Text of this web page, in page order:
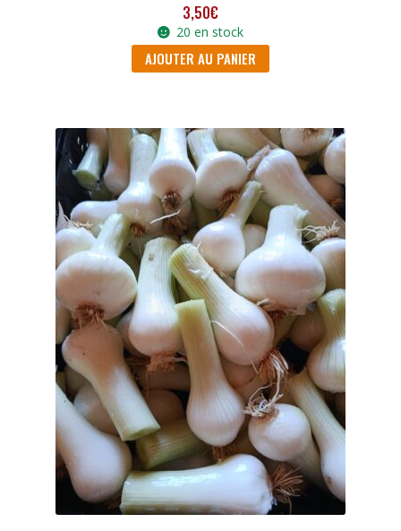
3,50€
20 en stock
AJOUTER AU PANIER